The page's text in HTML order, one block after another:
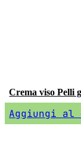
Crema viso Pelli
Aggiungi